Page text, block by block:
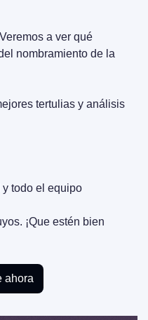
a ver qué
nombramiento de la
tertulias y análisis
y todo el equipo
¡Que estén bien
ahora